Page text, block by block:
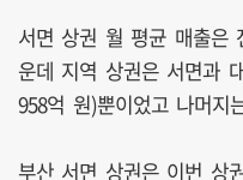
서면 상권 월 평균 매출은
운데 지역 상권은 서면과
958억 원)뿐이었고 나머지
부산 서면 상권은 이번 상